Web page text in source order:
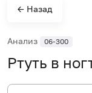
← Назад
Анализ 06-300
Ртуть в